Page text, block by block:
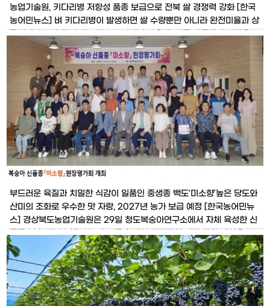
농업기술원, 키다리병 저항성 품종 보급으로 전북 쌀 경쟁력 강화 [한국
농어민뉴스] 벼 키다리병이 발생하면 쌀 수량뿐만 아니라 완전미율과 상
품성까지 크게 떨어지는 것으로 나타난 가운데, 기존 신동진의 밥맛을
유지하면서 병 저항성을 강화한 ‘신동진1’이 고품질 쌀 생산을 위한 대안
품종으로 주목받고 있다. 전북특별자치도농업기술원은 이상기후로 벼
부드러운 육질과 치밀한 식감이 일품인 중생종 백도‘미소향’높은 당도와
산미의 조화로 우수한 맛 자랑, 2027년 농가 보급 예정 [한국농어민뉴
스] 경상북도농업기술원은 29일 청도복숭아연구소에서 자체 육성한 신
품종 복숭아‘미소향’의 농가 보급 확대와 안정적인 시장 정착 방안을 모
색하기 위한 현장평가회를 개최했다. 이날 평가회는 복숭아 연구회 회원
과 재배 농업인, 종묘 생산업체, 유관기관 담당자 등 관계자 50여 명이